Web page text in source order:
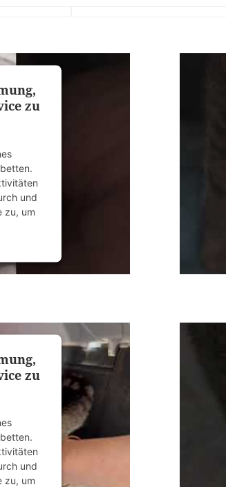
zu
und
zu, um
zu
und
zu, um